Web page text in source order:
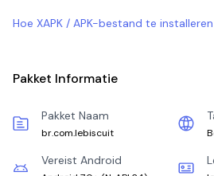
Hoe XAPK / APK-bestand te installeren
Pakket Informatie
Pakket Naam
br.com.lebiscuit
Vereist Android